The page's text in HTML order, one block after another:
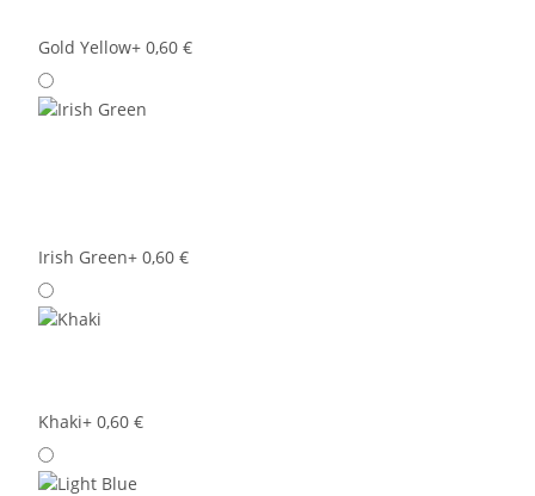
Gold Yellow+ 0,60 €
Irish Green+ 0,60 €
Khaki+ 0,60 €